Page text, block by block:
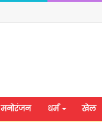
मनोरंजन धर्म खेल